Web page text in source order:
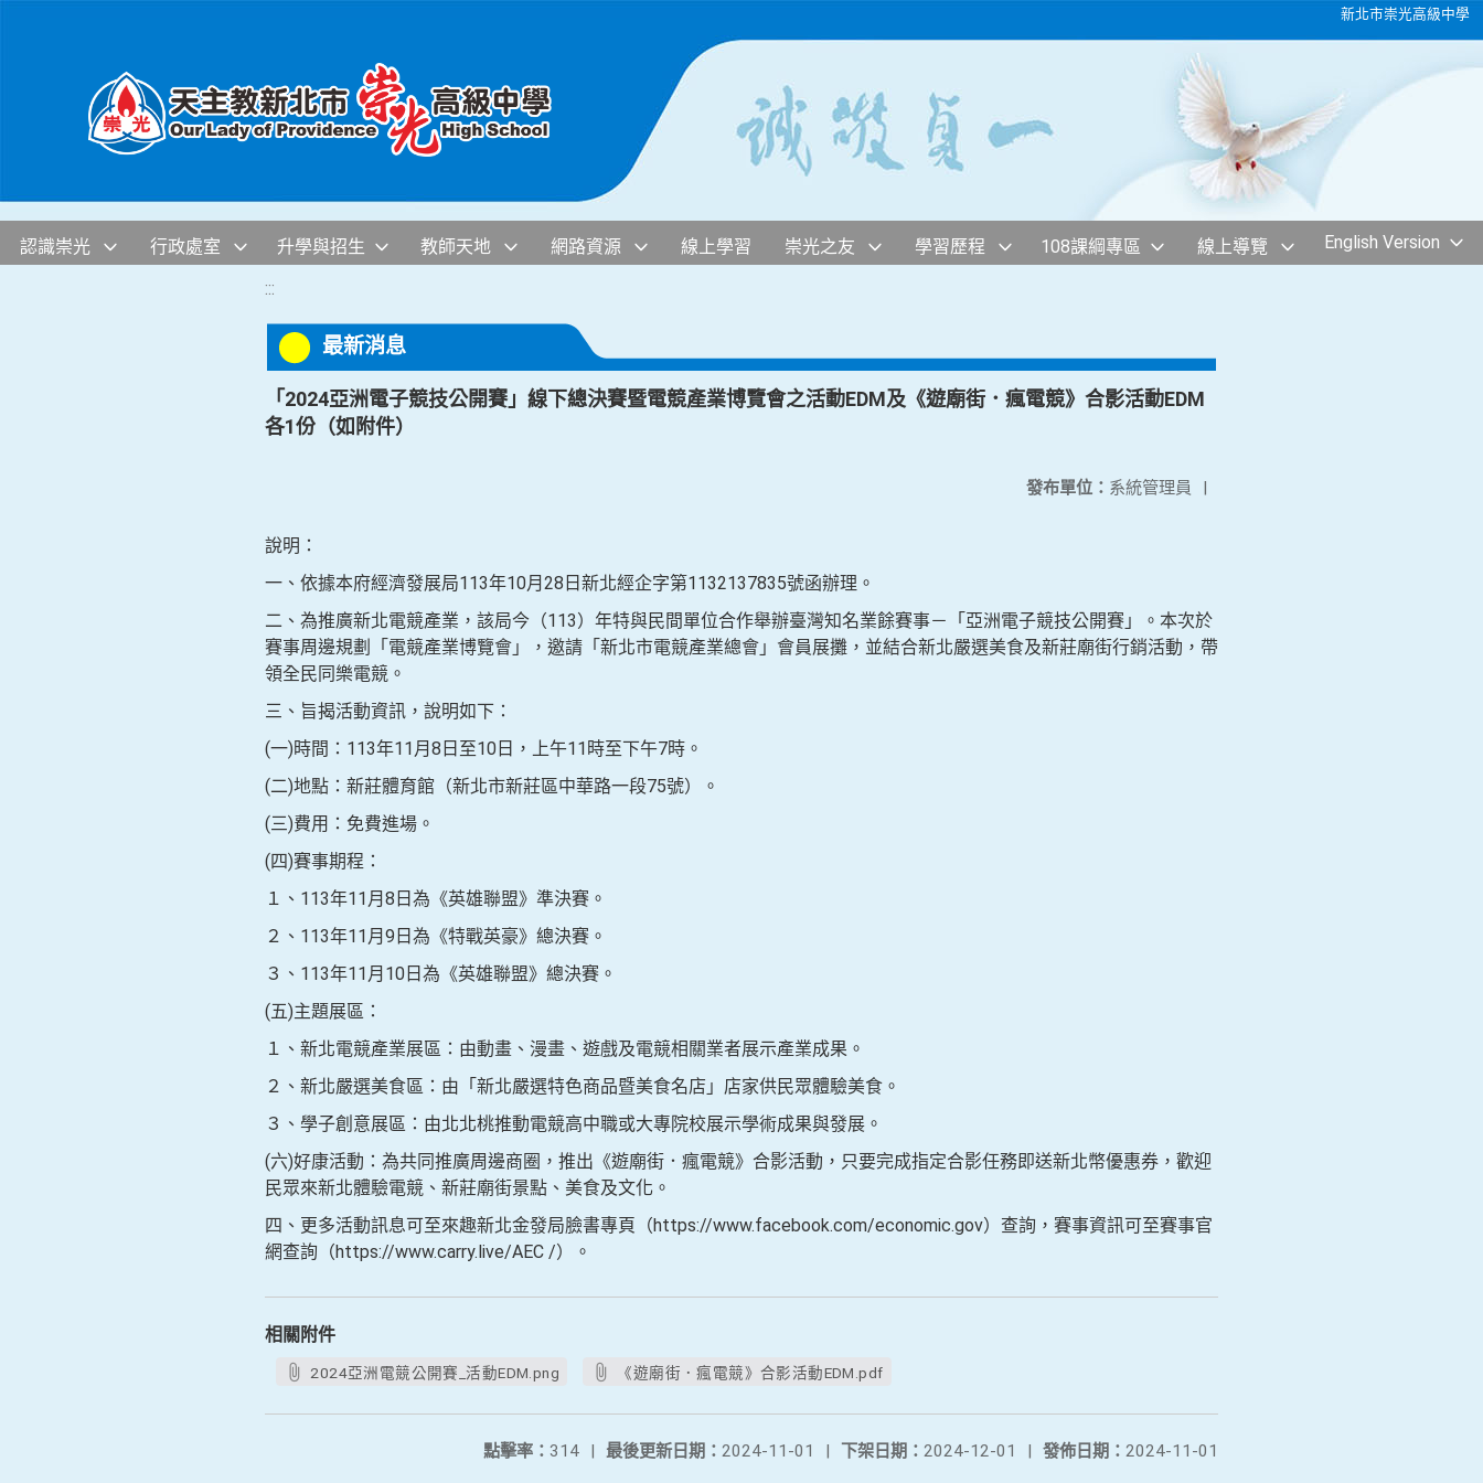
新北市崇光高級中學
認識崇光 行政處室 升學與招生 教師天地 網路資源 線上學習 崇光之友 學習歷程 108課綱專區 線上導覽 English Version
:::
最新消息
「2024亞洲電子競技公開賽」線下總決賽暨電競產業博覽會之活動EDM及《遊廟街．瘋電競》合影活動EDM
各1份（如附件）
發布單位： 系統管理員 |
說明：
一、依據本府經濟發展局113年10月28日新北經企字第1132137835號函辦理。
二、為推廣新北電競產業，該局今（113）年特與民間單位合作舉辦臺灣知名業餘賽事－「亞洲電子競技公開賽」。本次於
賽事周邊規劃「電競產業博覽會」，邀請「新北市電競產業總會」會員展攤，並結合新北嚴選美食及新莊廟街行銷活動，帶
領全民同樂電競。
三、旨揭活動資訊，說明如下：
(一)時間：113年11月8日至10日，上午11時至下午7時。
(二)地點：新莊體育館（新北市新莊區中華路一段75號）。
(三)費用：免費進場。
(四)賽事期程：
１、113年11月8日為《英雄聯盟》準決賽。
２、113年11月9日為《特戰英豪》總決賽。
３、113年11月10日為《英雄聯盟》總決賽。
(五)主題展區：
１、新北電競產業展區：由動畫、漫畫、遊戲及電競相關業者展示產業成果。
２、新北嚴選美食區：由「新北嚴選特色商品暨美食名店」店家供民眾體驗美食。
３、學子創意展區：由北北桃推動電競高中職或大專院校展示學術成果與發展。
(六)好康活動：為共同推廣周邊商圈，推出《遊廟街．瘋電競》合影活動，只要完成指定合影任務即送新北幣優惠券，歡迎
民眾來新北體驗電競、新莊廟街景點、美食及文化。
四、更多活動訊息可至來趣新北金發局臉書專頁（https://www.facebook.com/economic.gov）查詢，賽事資訊可至賽事官
網查詢（https://www.carry.live/AEC /）。
相關附件
2024亞洲電競公開賽_活動EDM.png 《遊廟街．瘋電競》合影活動EDM.pdf
發佈日期： 2024-11-01
下架日期： 2024-12-01 |
最後更新日期： 2024-11-01 |
點擊率： 314 |